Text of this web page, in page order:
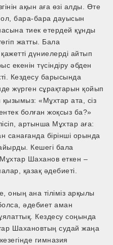
ақын аға өзі алды. Өте
бара-бара дауысын
тиек етердей құнды
жатты. Бала
дүниелерді айтып
екенін түсіндіру әбден
Кездесу барысында
жүрген сұрақтарын қойып
қызымыз: «Мұхтар ата, сіз
болған жоқсыз ба?»
артынша Мұхтар аға:
санағанда бірінші орында
Кешегі бала
Шаханов еткен –
қазақ әдебиеті.
оның ана тіліміз арқылы
әдебиет аман
Кездесу соңында
Шахановтың судай жаңа
гимназия